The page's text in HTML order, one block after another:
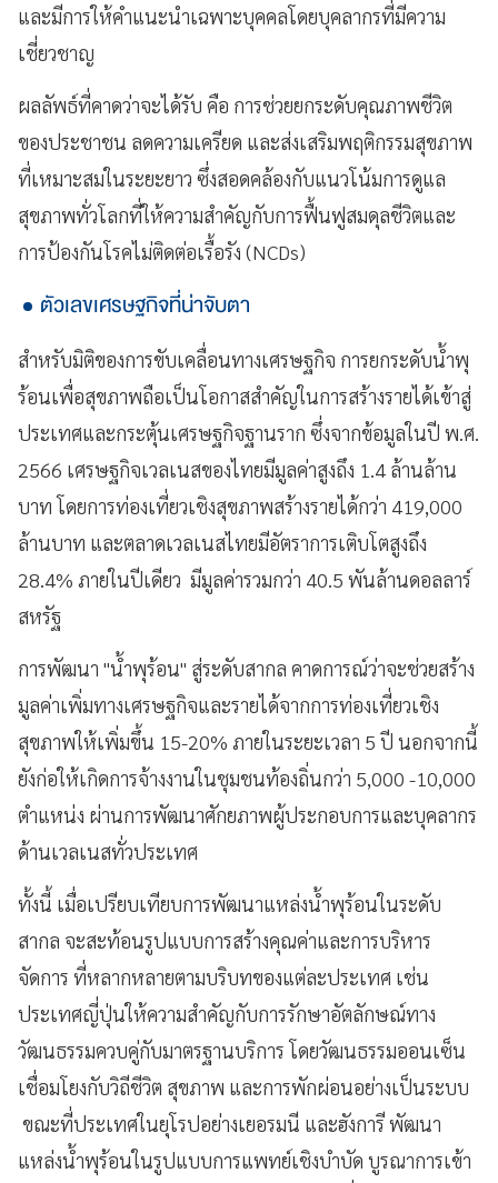
และมีการให้คำแนะนำเฉพาะบุคคลโดยบุคลากรที่มีความ
เชี่ยวชาญ
ผลลัพธ์ที่คาดว่าจะได้รับ คือ การช่วยยกระดับคุณภาพชีวิต
ของประชาชน ลดความเครียด และส่งเสริมพฤติกรรมสุขภาพ
ที่เหมาะสมในระยะยาว ซึ่งสอดคล้องกับแนวโน้มการดูแล
สุขภาพทั่วโลกที่ให้ความสำคัญกับการฟื้นฟูสมดุลชีวิตและ
การป้องกันโรคไม่ติดต่อเรื้อรัง (NCDs)
ตัวเลขเศรษฐกิจที่น่าจับตา
สำหรับมิติของการขับเคลื่อนทางเศรษฐกิจ การยกระดับน้ำพุ
ร้อนเพื่อสุขภาพถือเป็นโอกาสสำคัญในการสร้างรายได้เข้าสู่
ประเทศและกระตุ้นเศรษฐกิจฐานราก ซึ่งจากข้อมูลในปี พ.ศ.
2566 เศรษฐกิจเวลเนสของไทยมีมูลค่าสูงถึง 1.4 ล้านล้าน
บาท โดยการท่องเที่ยวเชิงสุขภาพสร้างรายได้กว่า 419,000
ล้านบาท และตลาดเวลเนสไทยมีอัตราการเติบโตสูงถึง
28.4% ภายในปีเดียว มีมูลค่ารวมกว่า 40.5 พันล้านดอลลาร์
สหรัฐ
การพัฒนา "น้ำพุร้อน" สู่ระดับสากล คาดการณ์ว่าจะช่วยสร้าง
มูลค่าเพิ่มทางเศรษฐกิจและรายได้จากการท่องเที่ยวเชิง
สุขภาพให้เพิ่มขึ้น 15-20% ภายในระยะเวลา 5 ปี นอกจากนี้
ยังก่อให้เกิดการจ้างงานในชุมชนท้องถิ่นกว่า 5,000 -10,000
ตำแหน่ง ผ่านการพัฒนาศักยภาพผู้ประกอบการและบุคลากร
ด้านเวลเนสทั่วประเทศ
ทั้งนี้ เมื่อเปรียบเทียบการพัฒนาแหล่งน้ำพุร้อนในระดับ
สากล จะสะท้อนรูปแบบการสร้างคุณค่าและการบริหาร
จัดการ ที่หลากหลายตามบริบทของแต่ละประเทศ เช่น
ประเทศญี่ปุ่นให้ความสำคัญกับการรักษาอัตลักษณ์ทาง
วัฒนธรรมควบคู่กับมาตรฐานบริการ โดยวัฒนธรรมออนเซ็น
เชื่อมโยงกับวิถีชีวิต สุขภาพ และการพักผ่อนอย่างเป็นระบบ
ขณะที่ประเทศในยุโรปอย่างเยอรมนี และฮังการี พัฒนา
แหล่งน้ำพุร้อนในรูปแบบการแพทย์เชิงบำบัด บูรณาการเข้า